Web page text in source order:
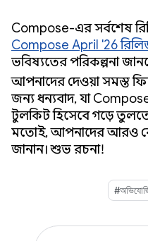
Compose-এর সর্বশেষ
Compose April '26
ভবিষ্যতের পরিকল্পনা
আপনাদের দেওয়া সমস্ত
জন্য ধন্যবাদ, যা
টুলকিট হিসেবে গড়ে
মতোই, আপনাদের আরও
জানান। শুভ রচনা!